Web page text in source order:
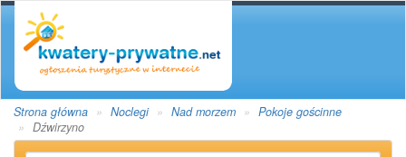
Strona główna Noclegi Nad morzem
Pokoje gościnne
Dźwirzyno